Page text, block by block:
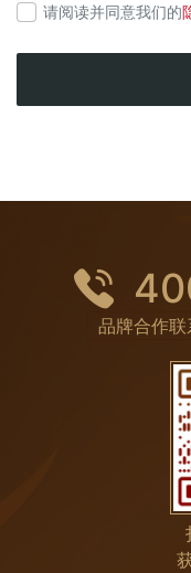
请阅读并同意我们的
品牌合作